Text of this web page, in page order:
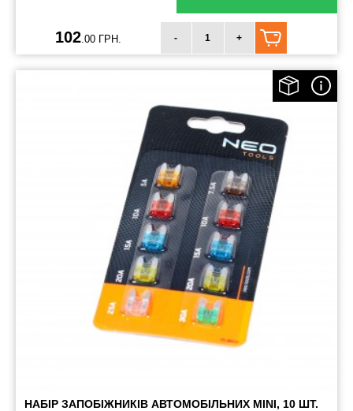
102.00 ГРН. - +
НАБІР ЗАПОБІЖНИКІВ АВТОМОБІЛЬНИХ MINI, 10 ШТ.